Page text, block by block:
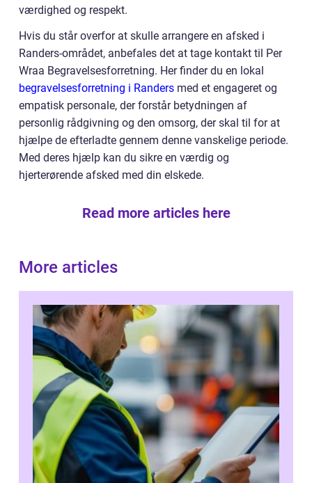
værdighed og respekt.
Hvis du står overfor at skulle arrangere en afsked i
Randers-området, anbefales det at tage kontakt til Per
Wraa Begravelsesforretning. Her finder du en lokal
begravelsesforretning i Randers med et engageret og
empatisk personale, der forstår betydningen af
personlig rådgivning og den omsorg, der skal til for at
hjælpe de efterladte gennem denne vanskelige periode.
Med deres hjælp kan du sikre en værdig og
hjerterørende afsked med din elskede.
Read more articles here
More articles